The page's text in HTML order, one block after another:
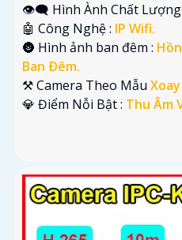
👁️‍🗨 Hình Ành Chất Lượng
🤖️ Công Nghệ : IP Wifi.
🌚 Hình ảnh ban đêm :
Ban Ðêm.
⚒ Camera Theo Mẫu
️💎 Điểm Nỗi Bật : Thu Âm